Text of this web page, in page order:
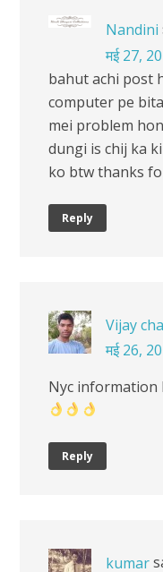
Nandini
मई 27,
bahut achi post
computer pe
mei problem
dungi is chij ka
ko btw thanks
Reply
Vijay
मई 26,
Nyc information
Reply
kumar